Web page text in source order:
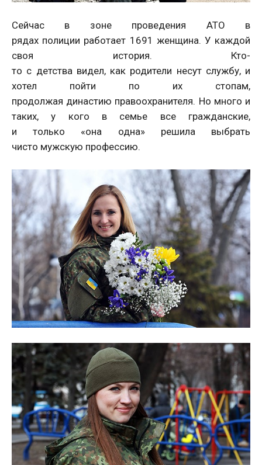
Сейчас в зоне проведения АТО в
рядах полиции работает 1691 женщина. У каждой
своя история. Кто-
то с детства видел, как родители несут службу, и
хотел пойти по их стопам,
продолжая династию правоохранителя. Но много и
таких, у кого в семье все гражданские,
и только «она одна» решила выбрать
чисто мужскую профессию.